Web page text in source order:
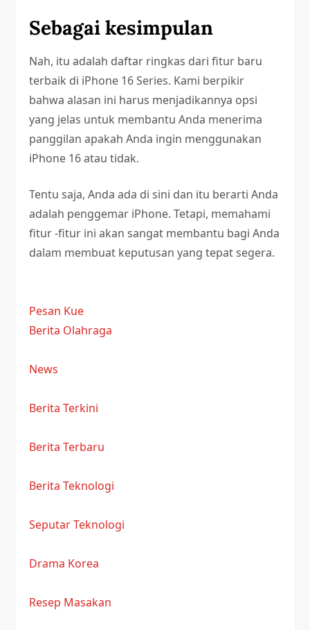
Sebagai kesimpulan
Nah, itu adalah daftar ringkas dari fitur baru
terbaik di iPhone 16 Series. Kami berpikir
bahwa alasan ini harus menjadikannya opsi
yang jelas untuk membantu Anda menerima
panggilan apakah Anda ingin menggunakan
iPhone 16 atau tidak.
Tentu saja, Anda ada di sini dan itu berarti Anda
adalah penggemar iPhone. Tetapi, memahami
fitur -fitur ini akan sangat membantu bagi Anda
dalam membuat keputusan yang tepat segera.
Pesan Kue
Berita Olahraga
News
Berita Terkini
Berita Terbaru
Berita Teknologi
Seputar Teknologi
Drama Korea
Resep Masakan